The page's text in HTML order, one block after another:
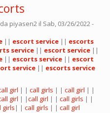
piyasen2 il Sab, 03/26/2022 -
|| escort service || escorts
service || escort service ||
|| escorts service || escort
service || escorts service
girl | | call girls | | call girl | |
girl | |call girl | | call girls | |
girls | | call girls | | call girl